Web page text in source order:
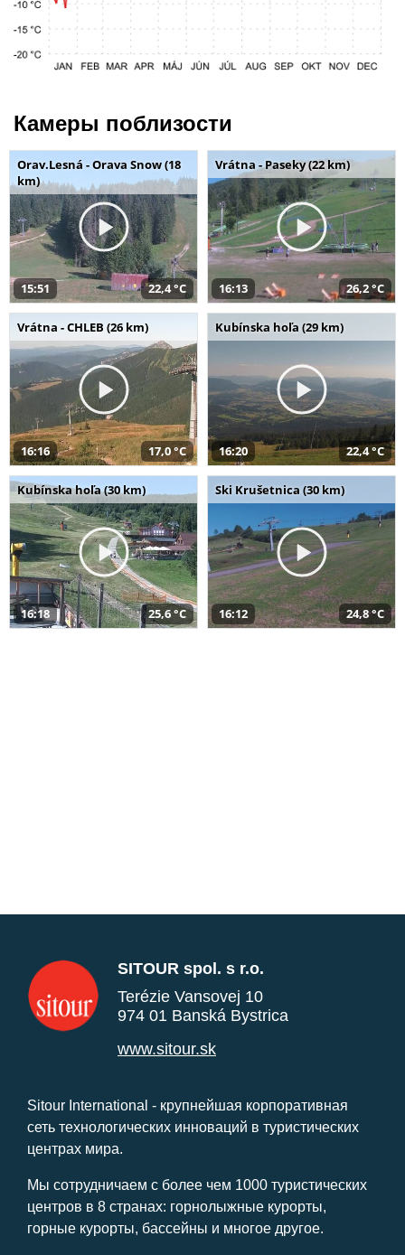
Камеры поблизости
Orav.Lesná - Orava Snow (18
km)
15:51 22,4 °C
Vrátna - Paseky (22 km)
16:13 26,2 °C
Vrátna - CHLEB (26 km)
16:16 17,0 °C
Kubínska hoľa (29 km)
16:20 22,4 °C
Kubínska hoľa (30 km)
16:18 25,6 °C
Ski Krušetnica (30 km)
16:12 24,8 °C
SITOUR spol. s r.o.
Terézie Vansovej 10
974 01 Banská Bystrica
www.sitour.sk
Sitour International - крупнейшая корпоративная
сеть технологических инноваций в туристических
центрах мира.
Мы сотрудничаем с более чем 1000 туристических
центров в 8 странах: горнолыжные курорты,
горные курорты, бассейны и многое другое.